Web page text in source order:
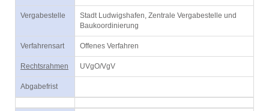
Vergabestelle
Stadt Ludwigshafen, Zentrale Vergabestelle und
Baukoordinierung
Verfahrensart Offenes Verfahren
Rechtsrahmen UVgO/VgV
Abgabefrist